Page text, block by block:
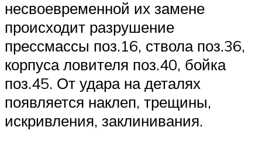
несвоевременной их замене
происходит разрушение
прессмассы поз.16, ствола поз.36,
корпуса ловителя поз.40, бойка
поз.45. От удара на деталях
появляется наклеп, трещины,
искривления, заклинивания.